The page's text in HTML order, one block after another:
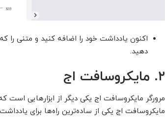
اکنون یادداشت خود را اضافه کنید و متنی را
دهید.
۲. مایکروسافت اج
مایکروسافت اج یکی از ساده‌ترین راه‌ها برای